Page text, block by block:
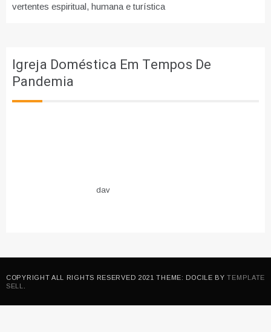
vertentes espiritual, humana e turística
Igreja Doméstica Em Tempos De
Pandemia
dav
COPYRIGHT ALL RIGHTS RESERVED 2021 THEME: DOCILE BYTEMPLATE
SELL